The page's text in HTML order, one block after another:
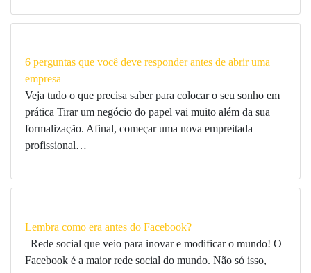
6 perguntas que você deve responder antes de abrir uma
empresa
Veja tudo o que precisa saber para colocar o seu sonho em
prática Tirar um negócio do papel vai muito além da sua
formalização. Afinal, começar uma nova empreitada
profissional…
Lembra como era antes do Facebook?
Rede social que veio para inovar e modificar o mundo! O
Facebook é a maior rede social do mundo. Não só isso,